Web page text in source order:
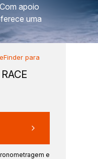
apoio
uma
para
e